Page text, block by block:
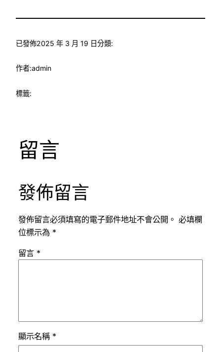
已發佈2025 年 3 月 19 日分類:
作者:admin
標籤:
留言
發佈留言
發佈留言必須填寫的電子郵件地址不會公開。 必填欄
位標示為 *
留言 *
顯示名稱 *